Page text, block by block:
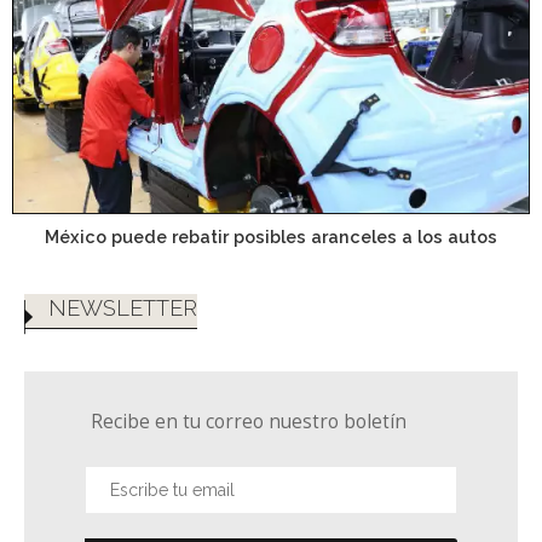
México puede rebatir posibles aranceles a los autos
NEWSLETTER
Recibe en tu correo nuestro boletín